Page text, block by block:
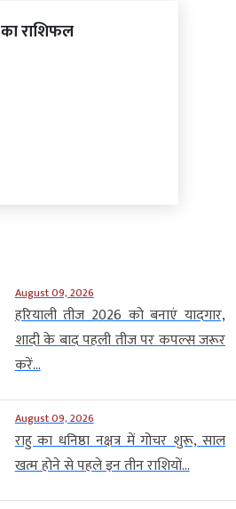
का राशिफल
August 09, 2026
हरियाली तीज 2026 को बनाएं यादगार,
शादी के बाद पहली तीज पर कपल्स जरूर
करें...
August 09, 2026
राहु का धनिष्ठा नक्षत्र में गोचर शुरू, साल
खत्म होने से पहले इन तीन राशियों...